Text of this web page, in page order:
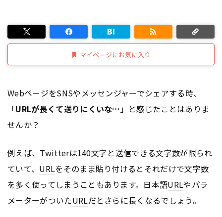
マイページにお気に入り
WebページをSNSやメッセンジャーでシェアする時、
「URLが長くて送りにくいな…」と感じたことはありま
せんか？
例えば、 Twitterは140文字と送信できる文字数が限られ
ていて、 URLをそのまま貼り付けるとそれだけで文字数
を多く使ってしまうこともあります。日本語URLやパラ
メーターがついたURLだとさらに長くなるでしょう。